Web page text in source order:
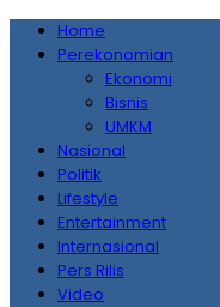
Home
Perekonomian
Ekonomi
Bisnis
UMKM
Nasional
Politik
Lifestyle
Entertainment
Internasional
Pers Rilis
Video